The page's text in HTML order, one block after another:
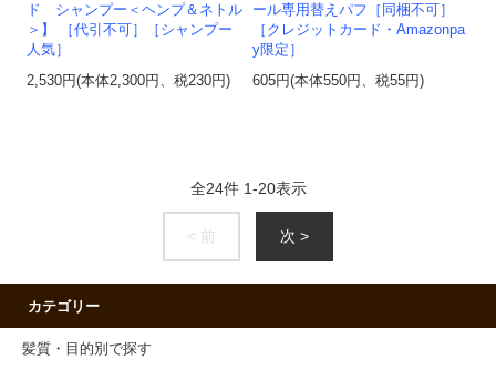
ド シャンプー＜ヘンプ＆ネトル
＞】 ［代引不可］［シャンプー
人気］
2,530円(本体2,300円、税230円)
ール専用替えパフ［同梱不可］
［クレジットカード・Amazonpa
y限定］
605円(本体550円、税55円)
全24件 1-20表示
< 前 次 >
カテゴリー
髪質・目的別で探す